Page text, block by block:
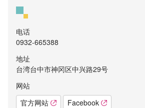
电话
0932-665388
地址
台湾台中市神冈区中兴路29号
网站
官方网站
Facebook